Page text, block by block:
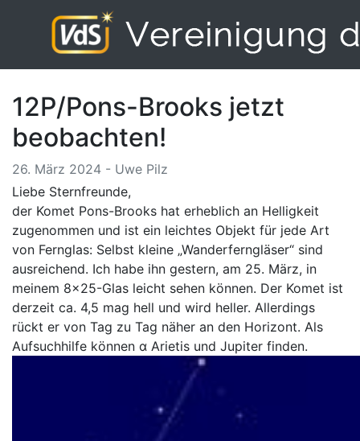
12P/Pons-Brooks jetzt
beobachten!
26. März 2024 - Uwe Pilz
Liebe Sternfreunde,
der Komet Pons-Brooks hat erheblich an Helligkeit
zugenommen und ist ein leichtes Objekt für jede Art
von Fernglas: Selbst kleine „Wanderferngläser“ sind
ausreichend. Ich habe ihn gestern, am 25. März, in
meinem 8×25-Glas leicht sehen können. Der Komet ist
derzeit ca. 4,5 mag hell und wird heller. Allerdings
rückt er von Tag zu Tag näher an den Horizont. Als
Aufsuchhilfe können α Arietis und Jupiter finden.